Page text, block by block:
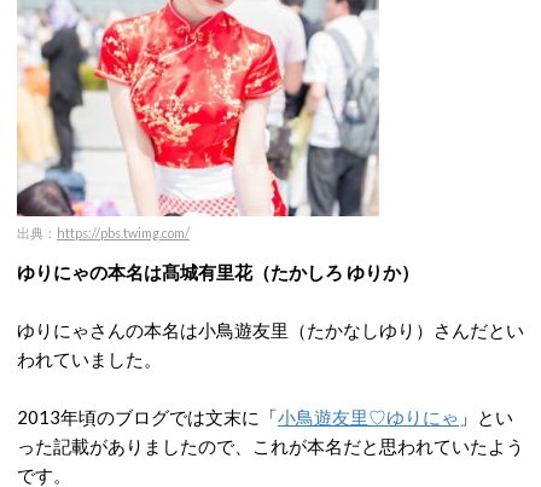
出典： https://pbs.twimg.com/
ゆりにゃの本名は髙城有里花（たかしろ ゆりか）
ゆりにゃさんの本名は小鳥遊友里（たかなしゆり）さんだとい
われていました。
2013年頃のブログでは文末に「小鳥遊友里♡ゆりにゃ 」とい
った記載がありましたので、これが本名だと思われていたよう
です。